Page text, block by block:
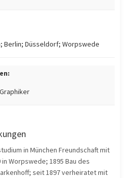
Berlin; Düsseldorf; Worpswede
in München Freundschaft mit
Worpswede; 1895 Bau des
seit 1897 verheiratet mit